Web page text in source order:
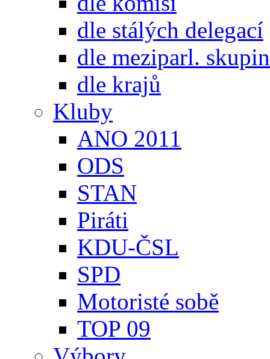
dle stálých delegací
dle meziparl. skupin
dle krajů
Kluby
ANO 2011
ODS
STAN
Piráti
KDU-ČSL
SPD
Motoristé sobě
TOP 09